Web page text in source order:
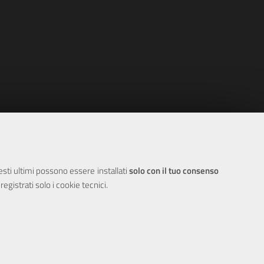
ultimi possono essere installatisolo con il tuo consenso
solo i cookie tecnici.